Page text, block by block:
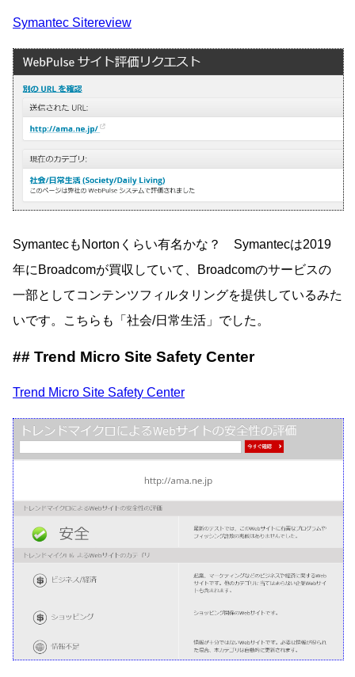
Symantec Sitereview
SymantecもNortonくらい有名かな？ Symantecは2019
年にBroadcomが買収していて、Broadcomのサービスの
一部としてコンテンツフィルタリングを提供しているみた
いです。こちらも「社会/日常生活」でした。
Trend Micro Site Safety Center
Trend Micro Site Safety Center